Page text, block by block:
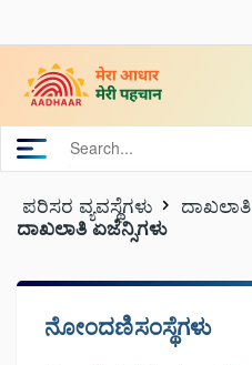
ಪರಿಸರ ವ್ಯವಸ್ಥೆಗಳು
ದಾಖಲಾತಿ ಏಜೆನ್ಸಿಗಳು
ನೋಂದಣಿಸಂಸ್ಥೆಗಳು